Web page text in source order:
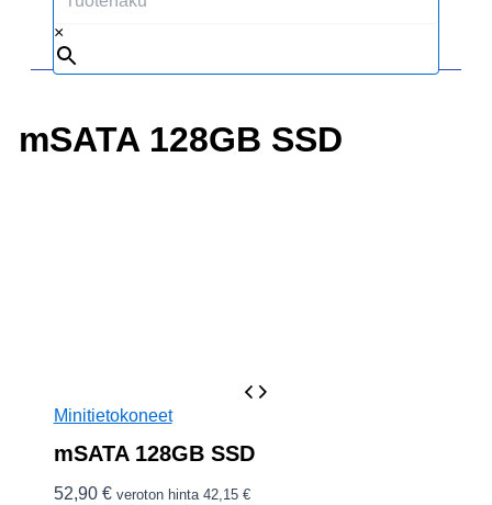
×
mSATA 128GB SSD
Minitietokoneet
mSATA 128GB SSD
52,90 € veroton hinta 42,15 €